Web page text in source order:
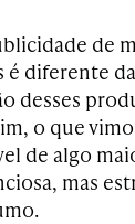
de
é diferente
desses
o que
de algo
mas